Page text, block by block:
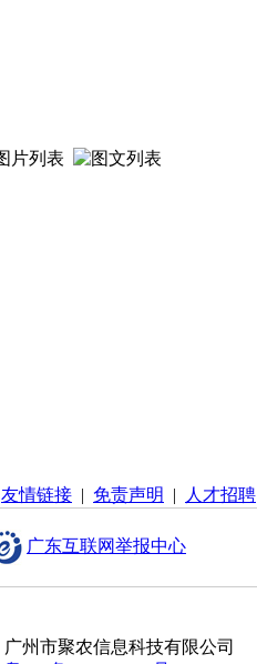
友情链接 | 免责声明 | 人才招聘
广东互联网举报中心
广州市聚农信息科技有限公司